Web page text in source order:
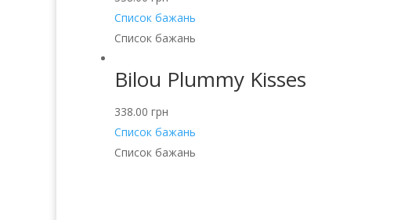
Список бажань
Список бажань
Bilou Plummy Kisses
338.00 грн
Список бажань
Список бажань